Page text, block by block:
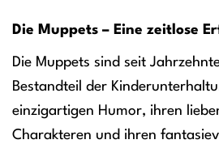
Die Muppets – Eine zeitlose
Die Muppets sind seit
Bestandteil der
einzigartigen Humor, ihren
Charakteren und ihren